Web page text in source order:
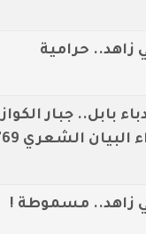
زاهد.. حرامية
بابل.. جبار الكواز
الشعري 69"
زاهد.. مسموطة !